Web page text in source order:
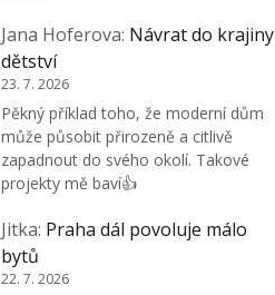
Jana Hoferova: Návrat do krajiny
dětství
23. 7. 2026
Pěkný příklad toho, že moderní dům
může působit přirozeně a citlivě
zapadnout do svého okolí. Takové
projekty mě baví👍
Jitka: Praha dál povoluje málo
bytů
22. 7. 2026